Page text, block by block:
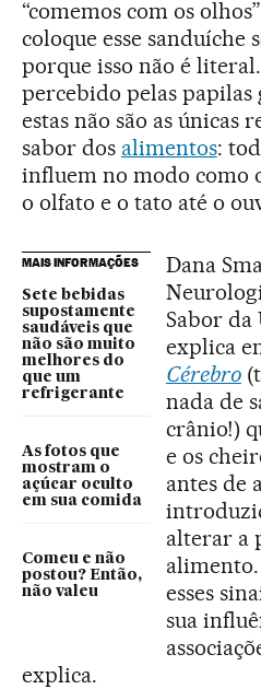
“comemos com os
coloque esse sanduíche
porque isso não é
percebido pelas papilas
estas não são as únicas
sabor dos alimentos:
influem no modo como
o olfato e o tato até o
MAIS INFORMAÇÕES
Sete bebidas
supostamente
saudáveis que
não são muito
melhores do
que um
refrigerante
As fotos que
mostram o
açúcar oculto
em sua comida
Comeu e não
postou? Então,
não valeu
Dana
Sabor da
explica
Cérebro
nada de
crânio!)
e os
antes de
alterar a
alimento.
esses
sua
explica.